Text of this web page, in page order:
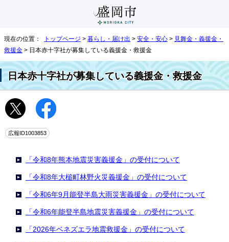
現在の位置： トップページ > 暮らし・届け出 > 安全・安心 > 見舞金・義援金・
救援金 > 日本赤十字社が募集している義援金・救援金
日本赤十字社が募集している義援金・救援金
広報ID1003853
「令和8年熊本地震災害義援金」の受付について
「令和8年大槌町林野火災義援金」の受付について
「令和6年9月能登半島大雨災害義援金」の受付について
「令和6年能登半島地震災害義援金」の受付について
「2026年ベネズエラ地震救援金」の受付について